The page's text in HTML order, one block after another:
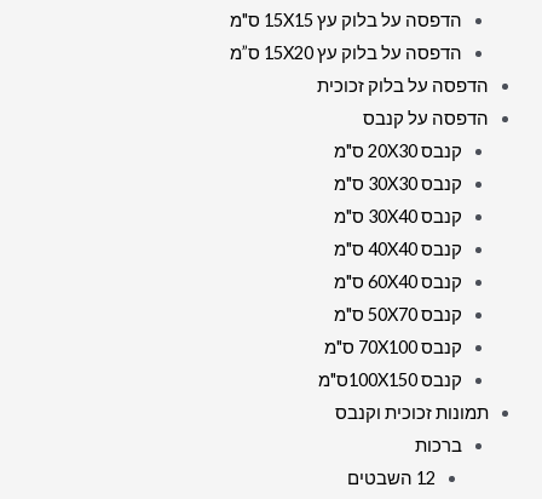
הדפסה על בלוק עץ 15X15 ס"מ
הדפסה על בלוק עץ 15X20 ס”מ
הדפסה על בלוק זכוכית
הדפסה על קנבס
קנבס 20X30 ס"מ
קנבס 30X30 ס"מ
קנבס 30X40 ס"מ
קנבס 40X40 ס"מ
קנבס 60X40 ס"מ
קנבס 50X70 ס"מ
קנבס 70X100 ס"מ
קנבס 100X150ס"מ
תמונות זכוכית וקנבס
ברכות
12 השבטים